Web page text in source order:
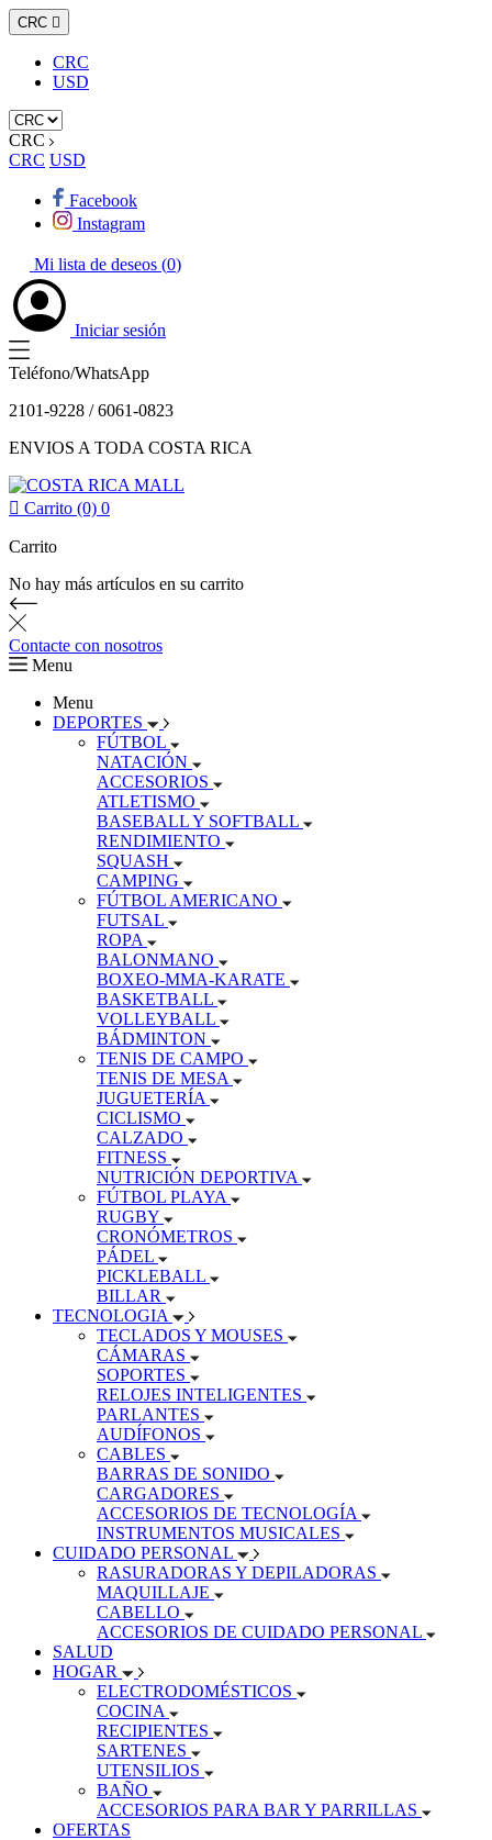
CRC 
CRC
USD
CRC
CRC USD
Facebook
Instagram
Mi lista de deseos (0)
Iniciar sesión
Teléfono/WhatsApp
2101-9228 / 6061-0823
ENVIOS A TODA COSTA RICA
 Carrito (0) 0
Carrito
No hay más artículos en su carrito
Contacte con nosotros
Menu
Menu
DEPORTES
FÚTBOL
NATACIÓN
ACCESORIOS
ATLETISMO
BASEBALL Y SOFTBALL
RENDIMIENTO
SQUASH
CAMPING
FÚTBOL AMERICANO
FUTSAL
ROPA
BALONMANO
BOXEO-MMA-KARATE
BASKETBALL
VOLLEYBALL
BÁDMINTON
TENIS DE CAMPO
TENIS DE MESA
JUGUETERÍA
CICLISMO
CALZADO
FITNESS
NUTRICIÓN DEPORTIVA
FÚTBOL PLAYA
RUGBY
CRONÓMETROS
PÁDEL
PICKLEBALL
BILLAR
TECNOLOGIA
TECLADOS Y MOUSES
CÁMARAS
SOPORTES
RELOJES INTELIGENTES
PARLANTES
AUDÍFONOS
CABLES
BARRAS DE SONIDO
CARGADORES
ACCESORIOS DE TECNOLOGÍA
INSTRUMENTOS MUSICALES
CUIDADO PERSONAL
RASURADORAS Y DEPILADORAS
MAQUILLAJE
CABELLO
ACCESORIOS DE CUIDADO PERSONAL
SALUD
HOGAR
ELECTRODOMÉSTICOS
COCINA
RECIPIENTES
SARTENES
UTENSILIOS
BAÑO
ACCESORIOS PARA BAR Y PARRILLAS
OFERTAS